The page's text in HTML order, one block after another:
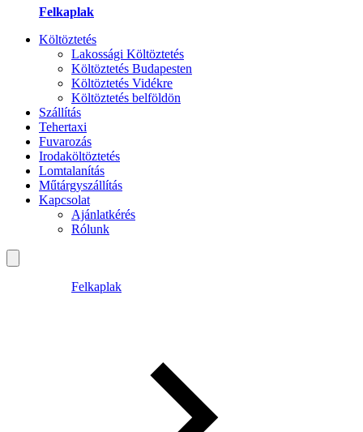
Felkaplak
Költöztetés
Lakossági Költöztetés
Költöztetés Budapesten
Költöztetés Vidékre
Költöztetés belföldön
Szállítás
Tehertaxi
Fuvarozás
Irodaköltöztetés
Lomtalanítás
Műtárgyszállítás
Kapcsolat
Ajánlatkérés
Rólunk
Felkaplak